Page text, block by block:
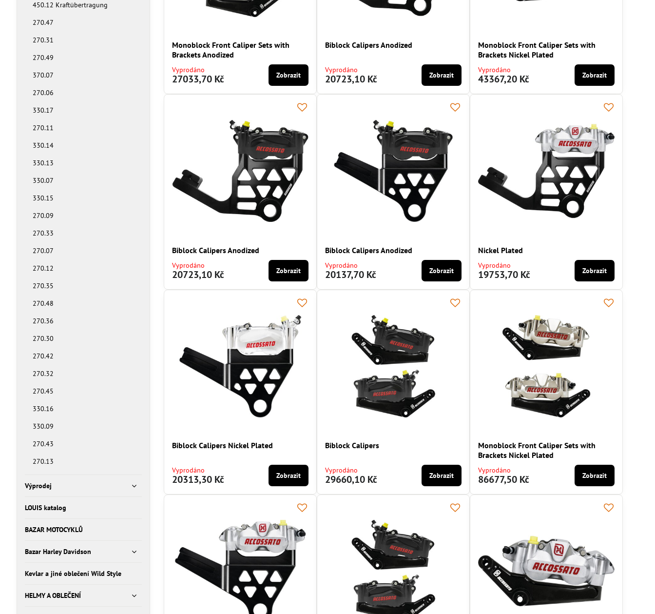
Monoblock Front Caliper Sets with
Brackets Anodized
Vyprodáno
27033,70 Kč Zobrazit
Biblock Calipers Anodized
Vyprodáno
20723,10 Kč Zobrazit
Monoblock Front Caliper Sets with
Brackets Nickel Plated
Vyprodáno
43367,20 Kč Zobrazit
Biblock Calipers Anodized
Vyprodáno
20723,10 Kč Zobrazit
Biblock Calipers Anodized
Vyprodáno
20137,70 Kč Zobrazit
Nickel Plated
Vyprodáno
19753,70 Kč Zobrazit
Biblock Calipers Nickel Plated
Vyprodáno
20313,30 Kč Zobrazit
Biblock Calipers
Vyprodáno
29660,10 Kč Zobrazit
Monoblock Front Caliper Sets with
Brackets Nickel Plated
Vyprodáno
86677,50 Kč Zobrazit
450.12 Kraftübertragung
270.47
270.31
270.49
370.07
270.06
330.17
270.11
330.14
330.13
330.07
330.15
270.09
270.33
270.07
270.12
270.35
270.48
270.36
270.30
270.42
270.32
270.45
330.16
330.09
270.43
270.13
Výprodej
LOUIS katalog
BAZAR MOTOCYKLŮ
Bazar Harley Davidson
Kevlar a jiné oblečení Wild Style
HELMY A OBLEČENÍ